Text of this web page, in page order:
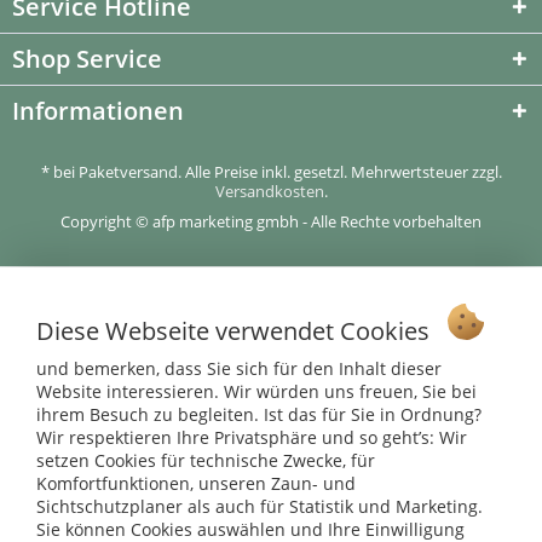
Service Hotline
Shop Service
Informationen
* bei Paketversand. Alle Preise inkl. gesetzl. Mehrwertsteuer zzgl.
Versandkosten.
Copyright © afp marketing gmbh - Alle Rechte vorbehalten
Diese Webseite verwendet Cookies
und bemerken, dass Sie sich für den Inhalt dieser
Website interessieren. Wir würden uns freuen, Sie bei
ihrem Besuch zu begleiten. Ist das für Sie in Ordnung?
Wir respektieren Ihre Privatsphäre und so geht’s: Wir
setzen Cookies für technische Zwecke, für
Komfortfunktionen, unseren Zaun- und
Sichtschutzplaner als auch für Statistik und Marketing.
Sie können Cookies auswählen und Ihre Einwilligung